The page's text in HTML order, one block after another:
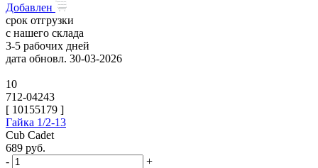
Добавлен
срок отгрузки
с нашего склада
3-5 рабочих дней
дата обновл. 30-03-2026
10
712-04243
[ 10155179 ]
Гайка 1/2-13
Cub Cadet
689 руб.
-
+